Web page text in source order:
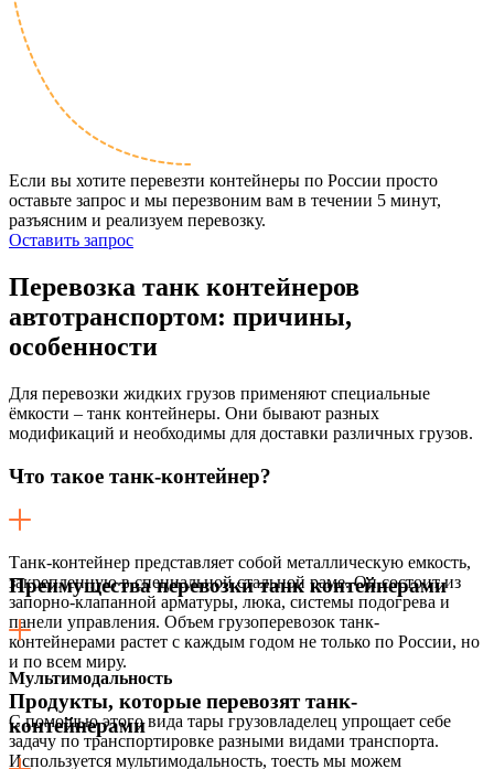
Если вы хотите перевезти контейнеры по России просто
оставьте запрос и мы перезвоним вам в течении 5 минут,
разъясним и реализуем перевозку.
Оставить запрос
Перевозка танк контейнеров
автотранспортом: причины,
особенности
Для перевозки жидких грузов применяют специальные
ёмкости – танк контейнеры. Они бывают разных
модификаций и необходимы для доставки различных грузов.
Что такое танк-контейнер?
Танк-контейнер представляет собой металлическую емкость,
закрепленную в специальной стальной раме. Он состоит из
запорно-клапанной арматуры, люка, системы подогрева и
панели управления. Объем грузоперевозок танк-
контейнерами растет с каждым годом не только по России, но
и по всем миру.
Преимущества перевозки танк контейнерами
Мультимодальность
C помощью этого вида тары грузовладелец упрощает себе
задачу по транспортировке разными видами транспорта.
Используется мультимодальность, тоесть мы можем
Продукты, которые перевозят танк-
контейнерами